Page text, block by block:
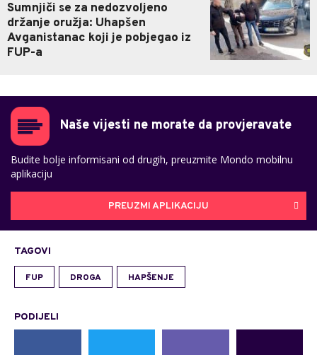
Sumnjiči se za nedozvoljeno
držanje oružja: Uhapšen
Avganistanac koji je pobjegao iz
FUP-a
Naše vijesti ne morate da provjeravate
Budite bolje informisani od drugih, preuzmite Mondo mobilnu
aplikaciju
PREUZMI APLIKACIJU
TAGOVI
FUP DROGA HAPŠENJE
PODIJELI